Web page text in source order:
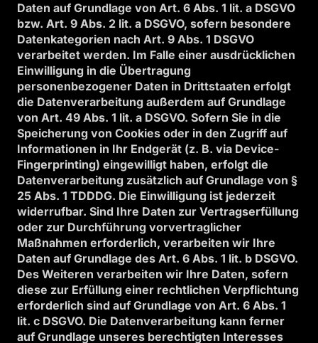
Daten auf Grundlage von Art. 6 Abs. 1 lit. a DSGVO
bzw. Art. 9 Abs. 2 lit. a DSGVO, sofern besondere
Datenkategorien nach Art. 9 Abs. 1 DSGVO
verarbeitet werden. Im Falle einer ausdrücklichen
Einwilligung in die Übertragung
personenbezogener Daten in Drittstaaten erfolgt
die Datenverarbeitung außerdem auf Grundlage
von Art. 49 Abs. 1 lit. a DSGVO. Sofern Sie in die
Speicherung von Cookies oder in den Zugriff auf
Informationen in Ihr Endgerät (z. B. via Device-
Fingerprinting) eingewilligt haben, erfolgt die
Datenverarbeitung zusätzlich auf Grundlage von §
25 Abs. 1 TDDDG. Die Einwilligung ist jederzeit
widerrufbar. Sind Ihre Daten zur Vertragserfüllung
oder zur Durchführung vorvertraglicher
Maßnahmen erforderlich, verarbeiten wir Ihre
Daten auf Grundlage des Art. 6 Abs. 1 lit. b DSGVO.
Des Weiteren verarbeiten wir Ihre Daten, sofern
diese zur Erfüllung einer rechtlichen Verpflichtung
erforderlich sind auf Grundlage von Art. 6 Abs. 1
lit. c DSGVO. Die Datenverarbeitung kann ferner
auf Grundlage unseres berechtigten Interesses